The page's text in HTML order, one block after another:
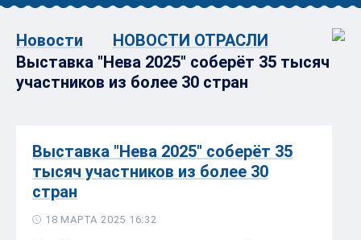
Новости
НОВОСТИ ОТРАСЛИ
Выставка "Нева 2025" соберёт 35 тысяч
участников из более 30 стран
Выставка "Нева 2025" соберёт 35
тысяч участников из более 30
стран
18 МАРТА 2025 16:32